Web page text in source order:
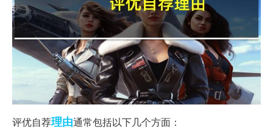
评优自荐理由通常包括以下几个方面：